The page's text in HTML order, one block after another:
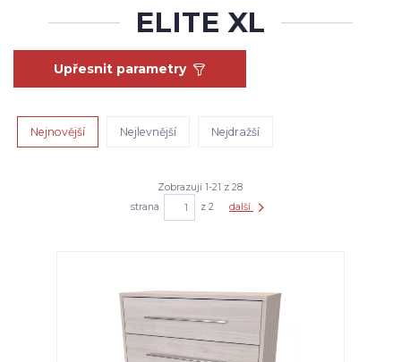
ELITE XL
Upřesnit parametry
Nejnovější Nejlevnější Nejdražší
Zobrazuji 1-21 z 28
strana
z 2 další